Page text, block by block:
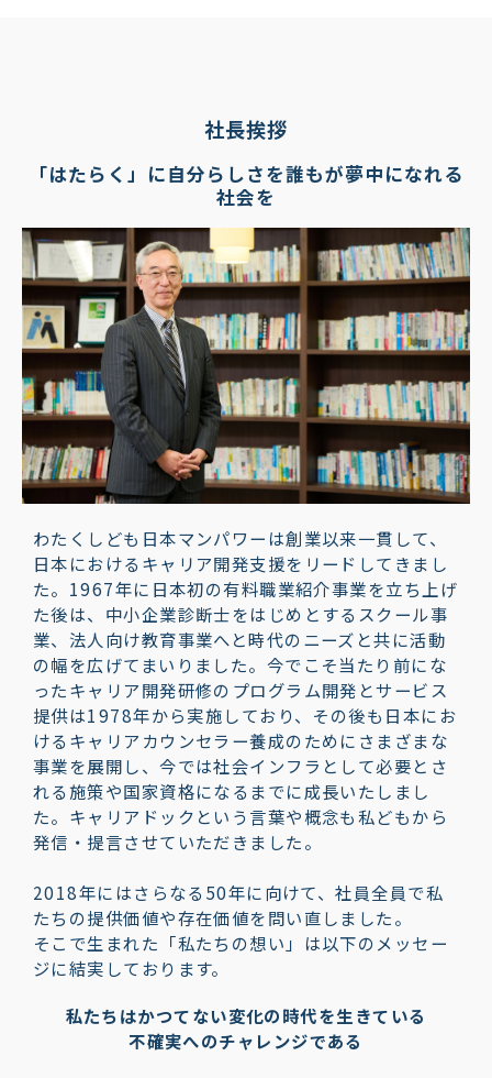
社長挨拶
「はたらく」に自分らしさを誰もが夢中になれる
社会を
わたくしども日本マンパワーは創業以来一貫して、
日本におけるキャリア開発支援をリードしてきまし
た。1967年に日本初の有料職業紹介事業を立ち上げ
た後は、中小企業診断士をはじめとするスクール事
業、法人向け教育事業へと時代のニーズと共に活動
の幅を広げてまいりました。今でこそ当たり前にな
ったキャリア開発研修のプログラム開発とサービス
提供は1978年から実施しており、その後も日本にお
けるキャリアカウンセラー養成のためにさまざまな
事業を展開し、今では社会インフラとして必要とさ
れる施策や国家資格になるまでに成長いたしまし
た。キャリアドックという言葉や概念も私どもから
発信・提言させていただきました。
2018年にはさらなる50年に向けて、社員全員で私
たちの提供価値や存在価値を問い直しました。
そこで生まれた「私たちの想い」は以下のメッセー
ジに結実しております。
私たちはかつてない変化の時代を生きている
不確実へのチャレンジである